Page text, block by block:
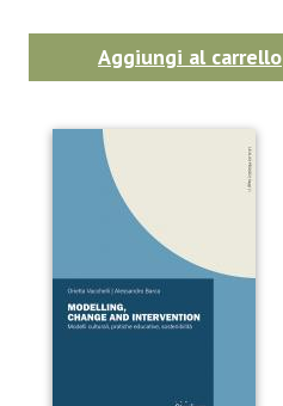
Aggiungi al carrello